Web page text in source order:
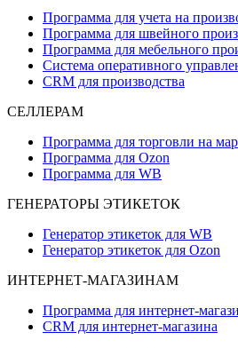
Программа для учета на
Программа для швейного
Программа для мебельного
Система оперативного
CRM для производства
СЕЛЛЕРАМ
Программа для торговли на
Программа для Ozon
Программа для WB
ГЕНЕРАТОРЫ ЭТИКЕТОК
Генератор этикеток для WB
Генератор этикеток для Ozon
ИНТЕРНЕТ-МАГАЗИНАМ
Программа для интернет-
CRM для интернет-магазина